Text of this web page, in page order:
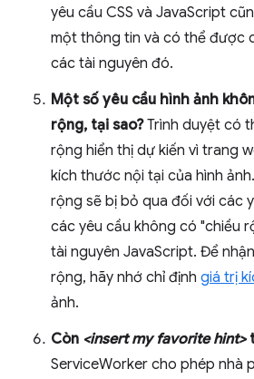
yêu cầu CSS và JavaScript
một thông tin và có thể được
các tài nguyên đó.
Một số yêu cầu hình ảnh
rộng, tại sao?Trình duyệt có
rộng hiển thị dự kiến vì trang
kích thước nội tại của hình
rộng sẽ bị bỏ qua đối với các
các yêu cầu không có "chiều
tài nguyên JavaScript. Để
rộng, hãy nhớ chỉ định giá trị
ảnh.
Còn <insert my favorite hint>
ServiceWorker cho phép nhà